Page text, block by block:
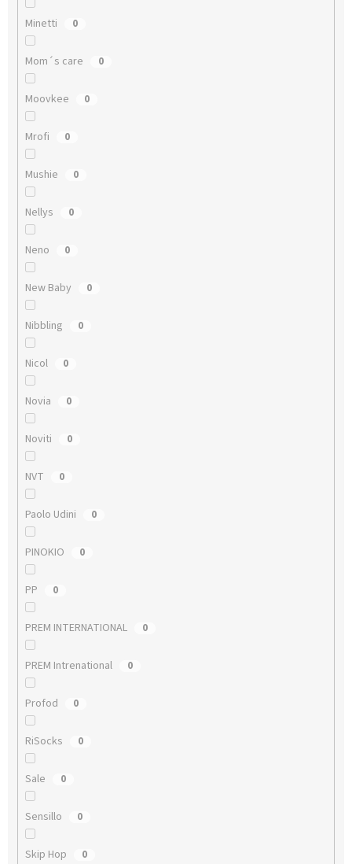
Minetti 0
Mom´s care 0
Moovkee 0
Mrofi 0
Mushie 0
Nellys 0
Neno 0
New Baby 0
Nibbling 0
Nicol 0
Novia 0
Noviti 0
NVT 0
Paolo Udini 0
PINOKIO 0
PP 0
PREM INTERNATIONAL 0
PREM Intrenational 0
Profod 0
RiSocks 0
Sale 0
Sensillo 0
Skip Hop 0